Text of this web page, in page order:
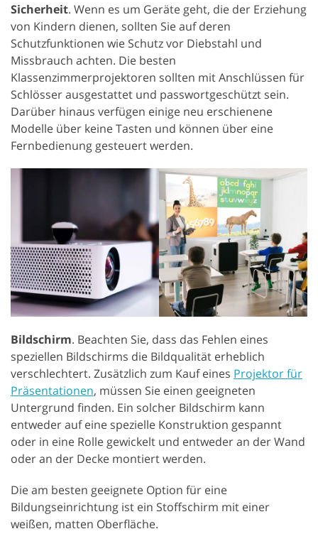
Sicherheit. Wenn es um Geräte geht, die der Erziehung
von Kindern dienen, sollten Sie auf deren
Schutzfunktionen wie Schutz vor Diebstahl und
Missbrauch achten. Die besten
Klassenzimmerprojektoren sollten mit Anschlüssen für
Schlösser ausgestattet und passwortgeschützt sein.
Darüber hinaus verfügen einige neu erschienene
Modelle über keine Tasten und können über eine
Fernbedienung gesteuert werden.
Bildschirm. Beachten Sie, dass das Fehlen eines
speziellen Bildschirms die Bildqualität erheblich
verschlechtert. Zusätzlich zum Kauf eines Projektor für
Präsentationen, müssen Sie einen geeigneten
Untergrund finden. Ein solcher Bildschirm kann
entweder auf eine spezielle Konstruktion gespannt
oder in eine Rolle gewickelt und entweder an der Wand
oder an der Decke montiert werden.
Die am besten geeignete Option für eine
Bildungseinrichtung ist ein Stoffschirm mit einer
weißen, matten Oberfläche.